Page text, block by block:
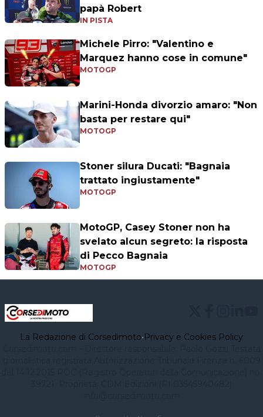
papà Robert
IN PISTA
Michele Pirro: "Valentino e
Marquez hanno cose in comune"
MOTOGP
Marini-Honda divorzio amaro: "Non
basta per restare qui"
MOTOGP
Stoner silura Ducati: "Bagnaia
trattato ingiustamente"
MOTOGP
MotoGP, Casey Stoner non ha
svelato alcun segreto: la risposta
di Pecco Bagnaia
MOTOGP
La Redazione di Corsedimoto•Privacy e Cookies Policy